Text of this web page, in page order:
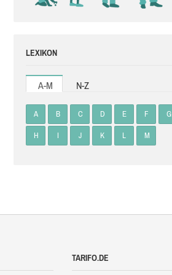
LEXIKON
A-M N-Z
A B C D E F G
H I J K L M
TARIFO.DE